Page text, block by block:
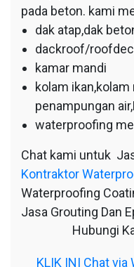
pada beton. kami
dak atap,dak
dackroof/
kamar mandi
kolam
penampungan
waterproofing
Chat kami untuk
Kontraktor
Waterproofing
Jasa Grouting Dan
Hubungi
KLIK INI Chat